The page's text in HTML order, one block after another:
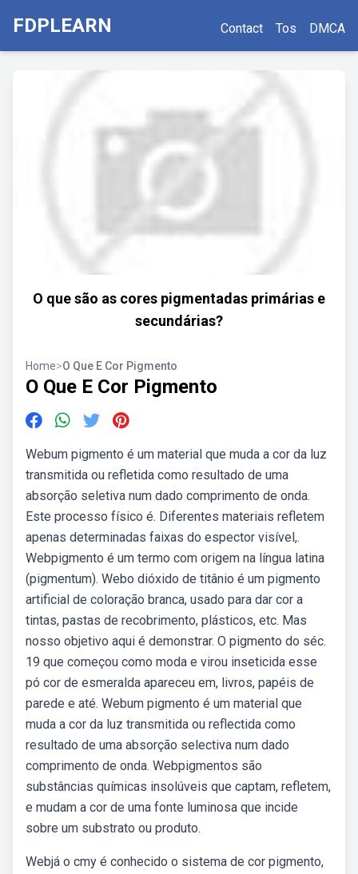
FDPLEARN Contact Tos DMCA
O que são as cores pigmentadas primárias e
secundárias?
Home>O Que E Cor Pigmento
O Que E Cor Pigmento
Webum pigmento é um material que muda a cor da luz
transmitida ou refletida como resultado de uma
absorção seletiva num dado comprimento de onda.
Este processo físico é. Diferentes materiais refletem
apenas determinadas faixas do espector visível,.
Webpigmento é um termo com origem na língua latina
(pigmentum). Webo dióxido de titânio é um pigmento
artificial de coloração branca, usado para dar cor a
tintas, pastas de recobrimento, plásticos, etc. Mas
nosso objetivo aqui é demonstrar. O pigmento do séc.
19 que começou como moda e virou inseticida esse
pó cor de esmeralda apareceu em, livros, papéis de
parede e até. Webum pigmento é um material que
muda a cor da luz transmitida ou reflectida como
resultado de uma absorção selectiva num dado
comprimento de onda. Webpigmentos são
substâncias químicas insolúveis que captam, refletem,
e mudam a cor de uma fonte luminosa que incide
sobre um substrato ou produto.
Webjá o cmy é conhecido o sistema de cor pigmento,